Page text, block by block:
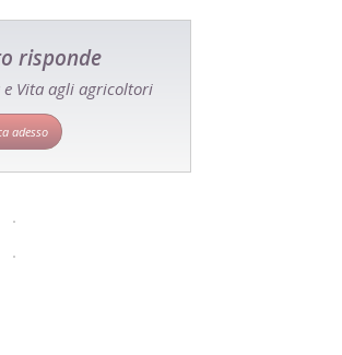
risponde
Vita agli agricoltori
adesso